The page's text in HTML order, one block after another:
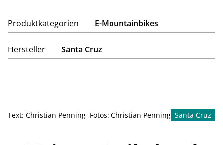
Produktkategorien E-Mountainbikes
Hersteller Santa Cruz
Text: Christian Penning Fotos: Christian Penning Santa Cruz